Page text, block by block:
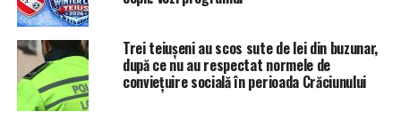
Trei teiușeni au scos sute de lei din buzunar,
după ce nu au respectat normele de
conviețuire socială în perioada Crăciunului